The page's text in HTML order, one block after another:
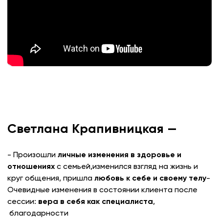
Светлана Крапивницкая —
- Произошли личные изменения в здоровье и
отношениях с семьей,изменился взгляд на жизнь и
круг общения, пришла любовь к себе и своему телу-
Очевидные изменения в состоянии клиента после
сессии: вера в себя как специалиста,
благодарности